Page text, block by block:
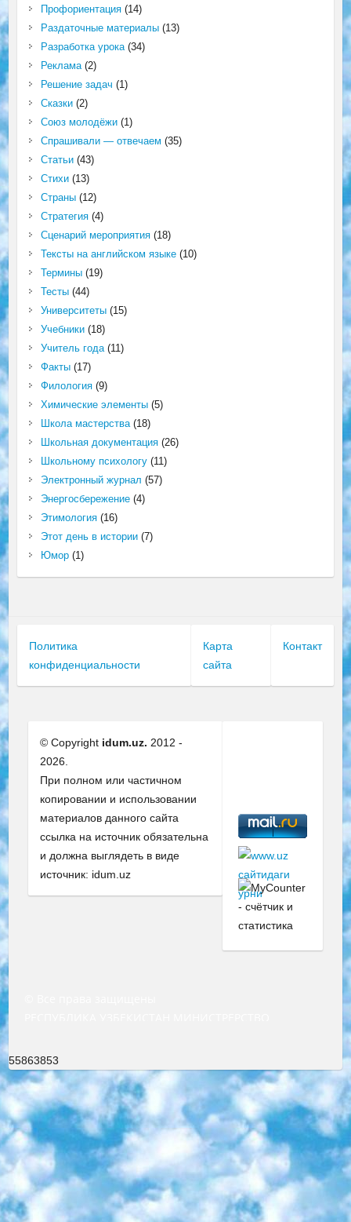
Профориентация(14)
Раздаточные материалы(13)
Разработка урока(34)
Реклама(2)
Решение задач (1)
Сказки(2)
Союз молодёжи(1)
Спрашивали — отвечаем (35)
Статьи(43)
Стихи(13)
Страны(12)
Стратегия(4)
Сценарий мероприятия(18)
Тексты на английском языке(10)
Термины(19)
Тесты(44)
Университеты(15)
Учебники(18)
Учитель года(11)
Факты(17)
Филология(9)
Химические элементы(5)
Школа мастерства(18)
Школьная документация(26)
Школьному психологу(11)
Электронный журнал (57)
Энергосбережение(4)
Этимология(16)
Этот день в истории(7)
Юмор(1)
Политика
конфиденциальности
Карта
сайта
Контакт
© Copyright idum.uz. 2012 -
2026.
При полном или частичном
копировании и использовании
материалов данного сайта
ссылка на источник обязательна
и должна выглядеть в виде
источник: idum.uz
55863853